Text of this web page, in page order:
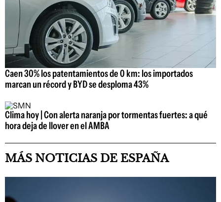
Caen 30% los patentamientos de 0 km: los importados
marcan un récord y BYD se desploma 43%
Clima hoy | Con alerta naranja por tormentas fuertes: a qué
hora deja de llover en el AMBA
MÁS NOTICIAS DE ESPAÑA